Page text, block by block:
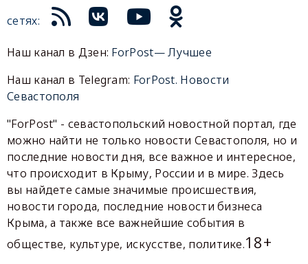
сетях:
Наш канал в Дзен: ForPost— Лучшее
Наш канал в Telegram: ForPost. Новости
Севастополя
"ForPost" - севастопольский новостной портал, где
можно найти не только новости Севастополя, но и
последние новости дня, все важное и интересное,
что происходит в Крыму, России и в мире. Здесь
вы найдете самые значимые происшествия,
новости города, последние новости бизнеса
Крыма, а также все важнейшие события в
обществе, культуре, искусстве, политике.18+